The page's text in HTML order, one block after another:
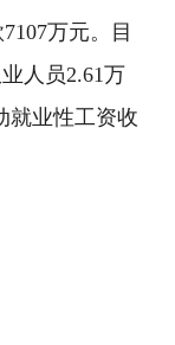
万元。目
人员2.61万
就业性工资收